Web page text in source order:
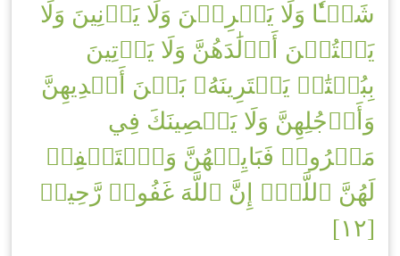
شَيۡـٔٗا وَلَا يَسۡرِقۡنَ وَلَا يَزۡنِينَ وَلَا
يَقۡتُلۡنَ أَوۡلَٰدَهُنَّ وَلَا يَأۡتِينَ
بِبُهۡتَٰنٖ يَفۡتَرِينَهُۥ بَيۡنَ أَيۡدِيهِنَّ
وَأَرۡجُلِهِنَّ وَلَا يَعۡصِينَكَ فِي
مَعۡرُوفٖ فَبَايِعۡهُنَّ وَٱسۡتَغۡفِرۡ
لَهُنَّ ٱللَّهَۚ إِنَّ ٱللَّهَ غَفُورٞ رَّحِيمٞ
[١٢]